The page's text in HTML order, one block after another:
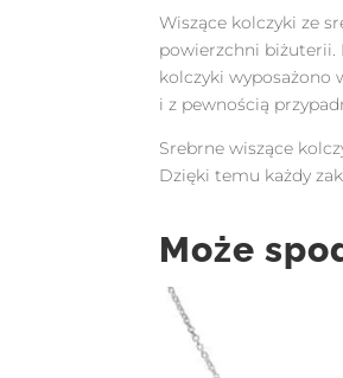
Wiszące kolczyki ze
powierzchni biżuterii.
kolczyki wyposażono
i z pewnością
Srebrne wiszące
Dzięki temu każdy
Może